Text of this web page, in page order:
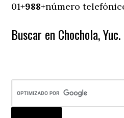
01+988+número
Buscar en Chochola, Yuc.